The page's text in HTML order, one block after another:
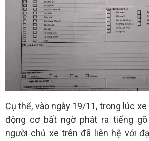
Cụ thể, vào ngày 19/11, trong lúc
động cơ bất ngờ phát ra tiếng
người chủ xe trên đã liên hệ với